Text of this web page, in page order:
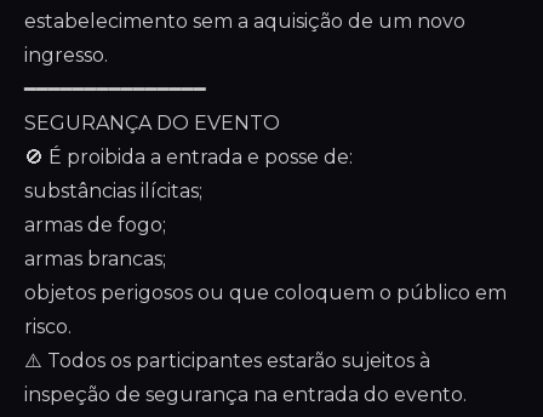
estabelecimento sem a aquisição de um novo
ingresso.
━━━━━━━━━━━━━━━
SEGURANÇA DO EVENTO
🚫 É proibida a entrada e posse de:
substâncias ilícitas;
armas de fogo;
armas brancas;
objetos perigosos ou que coloquem o público em
risco.
⚠️ Todos os participantes estarão sujeitos à
inspeção de segurança na entrada do evento.